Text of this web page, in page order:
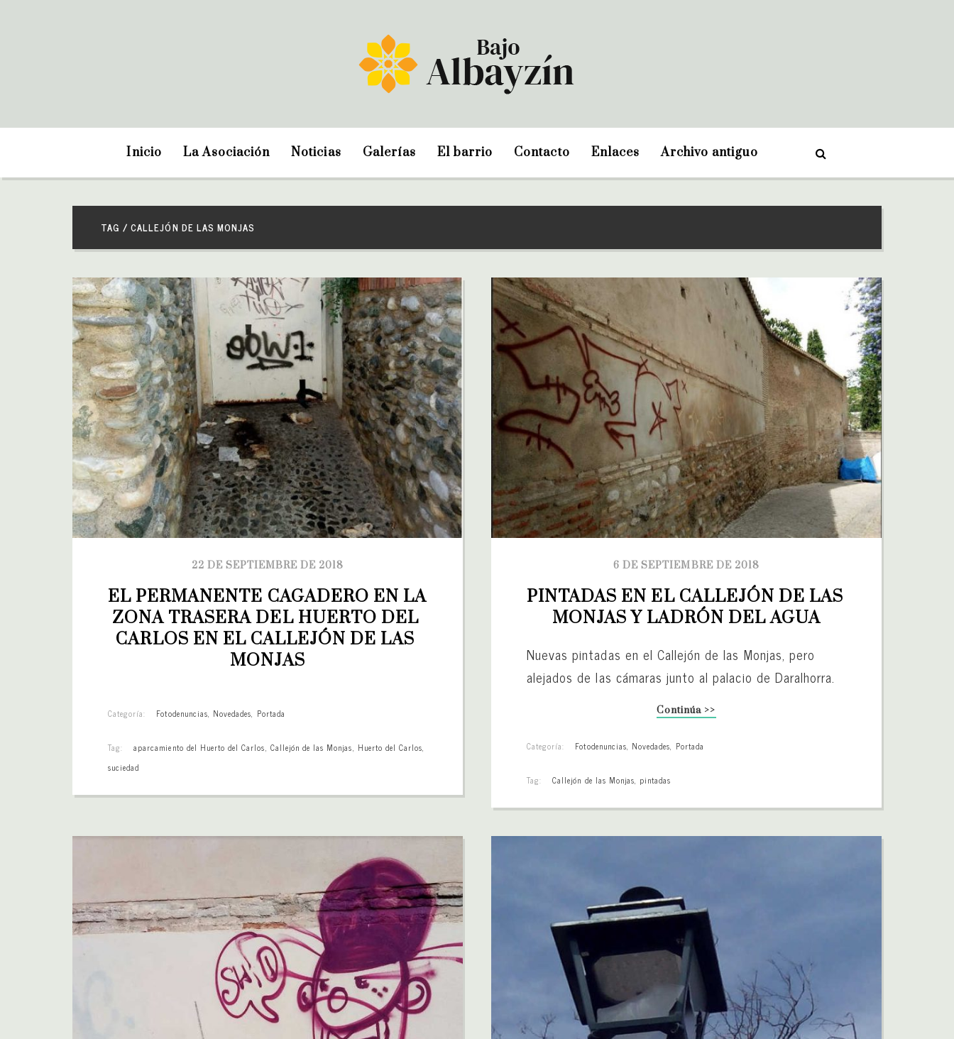
Inicio La Asociación Noticias Galerías El barrio Contacto Enlaces Archivo antiguo
TAG / CALLEJÓN DE LAS MONJAS
22 DE SEPTIEMBRE DE 2018
EL PERMANENTE CAGADERO EN LA
ZONA TRASERA DEL HUERTO DEL
CARLOS EN EL CALLEJÓN DE LAS
MONJAS
Categoría: Fotodenuncias, Novedades, Portada
Tag: aparcamiento del Huerto del Carlos, Callejón de las Monjas, Huerto del Carlos,
suciedad
6 DE SEPTIEMBRE DE 2018
PINTADAS EN EL CALLEJÓN DE LAS
MONJAS Y LADRÓN DEL AGUA
Nuevas pintadas en el Callejón de las Monjas, pero
alejados de las cámaras junto al palacio de Daralhorra.
Continúa >>
Categoría: Fotodenuncias, Novedades, Portada
Tag: Callejón de las Monjas, pintadas